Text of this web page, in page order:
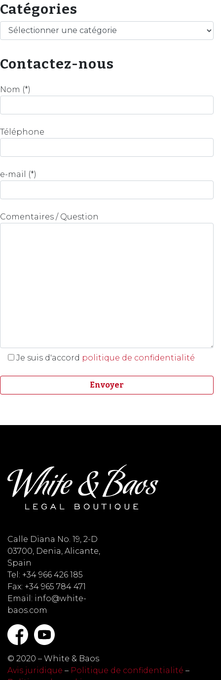
Catégories
Catégories
Contactez-nous
Nom (*)
Téléphone
e-mail (*)
Comentaires / Question
Je suis d'accord politique de confidentialité
Calle Diana No. 19, 2-D
03700, Denia, Alicante,
Spain
Tel: +34 966 426 185
Fax: +34 965 784 471
Email: info@white-
baos.com
© 2020 – White & Baos
Avis juridique – Politique de confidentialité –